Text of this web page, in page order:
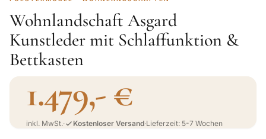
Wohnlandschaft Asgard
Kunstleder mit Schlaffunktion &
Bettkasten
1.479,- €
inkl. MwSt.· Kostenloser Versand·Lieferzeit: 5-7 Wochen